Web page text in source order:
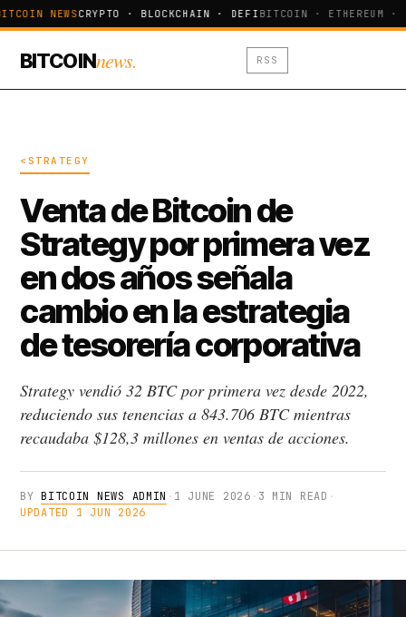
NEWSCRYPTO · BLOCKCHAIN · DEFIBITCOIN · ETHEREUM ·
BITCOINnews. RSS
<STRATEGY
Venta de Bitcoin de
Strategy por primera vez
en dos años señala
cambio en la estrategia
de tesorería corporativa
Strategy vendió 32 BTC por primera vez desde 2022,
reduciendo sus tenencias a 843.706 BTC mientras
recaudaba $128,3 millones en ventas de acciones.
BYBITCOIN NEWS ADMIN · 1 JUNE 2026 · 3 MIN READ ·
UPDATED 1 JUN 2026